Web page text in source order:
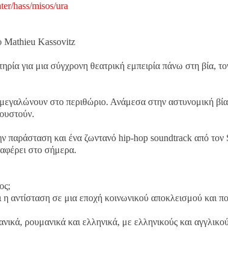
hass/misos/ura
Mathieu Kassovitz
για μια σύγχρονη θεατρική εμπειρία πάνω στη βία,
στο περιθώριο. Ανάμεσα στην αστυνομική
παράσταση και ένα ζωντανό hip-hop soundtrack από
στο σήμερα.
σε μια εποχή κοινωνικού αποκλεισμού και
ρουμανικά και ελληνικά, με ελληνικούς και